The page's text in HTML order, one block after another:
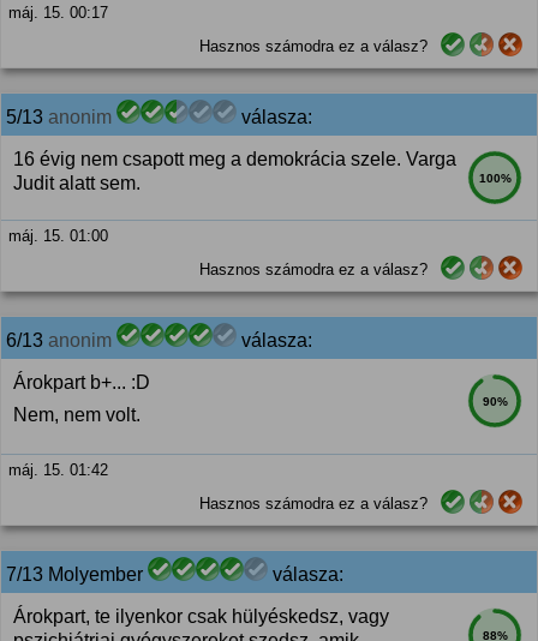
máj. 15. 00:17
Hasznos számodra ez a válasz?
5/13 anonim válasza:
100%
16 évig nem csapott meg a demokrácia szele. Varga
Judit alatt sem.
máj. 15. 01:00
Hasznos számodra ez a válasz?
6/13 anonim válasza:
90%
Árokpart b+... :D
Nem, nem volt.
máj. 15. 01:42
Hasznos számodra ez a válasz?
7/13 Molyember válasza:
88%
Árokpart, te ilyenkor csak hülyéskedsz, vagy